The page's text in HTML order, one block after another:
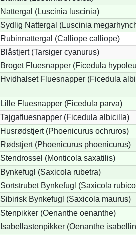
Nattergal (Luscinia luscinia)
Sydlig Nattergal (Luscinia
Rubinnattergal (Calliope calliope)
Blåstjert (Tarsiger cyanurus)
Broget Fluesnapper (Ficedula
Hvidhalset Fluesnapper (Ficedula
Lille Fluesnapper (Ficedula parva)
Tajgafluesnapper (Ficedula albicilla)
Husrødstjert (Phoenicurus ochruros)
Rødstjert (Phoenicurus phoenicurus)
Stendrossel (Monticola saxatilis)
Bynkefugl (Saxicola rubetra)
Sortstrubet Bynkefugl (Saxicola
Sibirisk Bynkefugl (Saxicola maurus)
Stenpikker (Oenanthe oenanthe)
Isabellastenpikker (Oenanthe